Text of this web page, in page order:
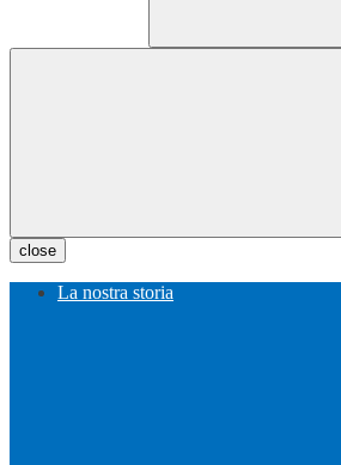
close
La nostra storia